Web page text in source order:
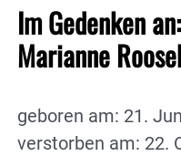
Im Gedenken an:
Marianne
geboren am: 21.
verstorben am: 22.